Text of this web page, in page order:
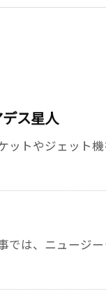
ス星人
ットやジェット
では、ニュージ